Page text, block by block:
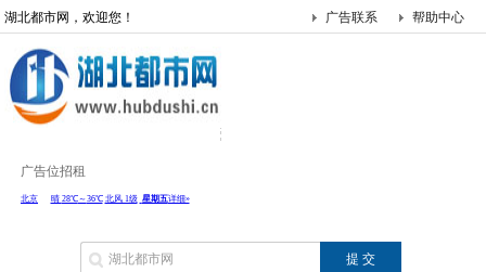
湖北都市网，欢迎您！ 帮助中心
广告联系
广告位招租